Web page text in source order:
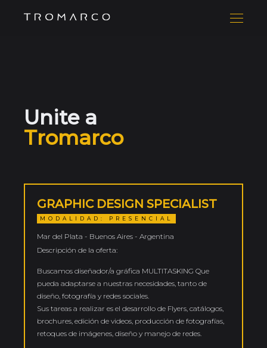
Unite a
Tromarco
GRAPHIC DESIGN SPECIALIST
MODALIDAD: PRESENCIAL
Mar del Plata - Buenos Aires - Argentina
Descripción de la oferta:
Buscamos diseñador/a gráfica MULTITASKING Que
pueda adaptarse a nuestras necesidades, tanto de
diseño, fotografía y redes sociales.
Sus tareas a realizar es el desarrollo de Flyers, catálogos,
brochures, edición de videos, producción de fotografías,
retoques de imágenes, diseño y manejo de redes.